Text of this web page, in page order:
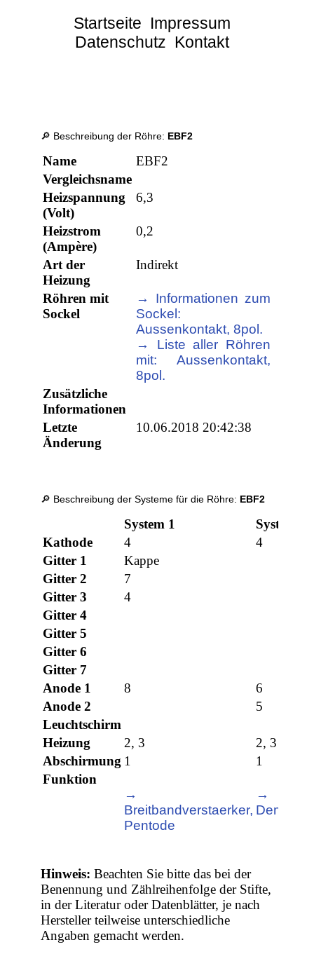
Startseite Impressum
Datenschutz Kontakt
🔎 Beschreibung der Röhre: EBF2
Name
EBF2
Vergleichsname
Heizspannung
(Volt)
6,3
Heizstrom
(Ampère)
0,2
Art der
Heizung
Indirekt
Röhren mit
Sockel
→ Informationen zum
Sockel:
Aussenkontakt, 8pol.
→ Liste aller Röhren
mit: Aussenkontakt,
8pol.
Zusätzliche
Informationen
Letzte
Änderung
10.06.2018 20:42:38
🔎 Beschreibung der Systeme für die Röhre: EBF2
System 1
System 2
Kathode
4
4
Gitter 1
Kappe
Gitter 2
7
Gitter 3
4
Gitter 4
Gitter 5
Gitter 6
Gitter 7
Anode 1
8
6
Anode 2
5
Leuchtschirm
Heizung
2, 3
2, 3
Abschirmung 1
1
Funktion
→
Breitbandverstaerker,
Pentode
→
Hinweis: Beachten Sie bitte das bei der
Benennung und Zählreihenfolge der Stifte,
in der Literatur oder Datenblätter, je nach
Hersteller teilweise unterschiedliche
Angaben gemacht werden.